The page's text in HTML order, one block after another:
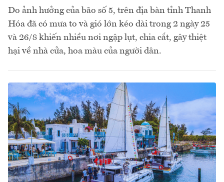
Do ảnh hưởng của bão số 5, trên địa bàn tỉnh Thanh
Hóa đã có mưa to và gió lớn kéo dài trong 2 ngày 25
và 26/8 khiến nhiều nơi ngập lụt, chia cắt, gây thiệt
hại về nhà cửa, hoa màu của người dân.